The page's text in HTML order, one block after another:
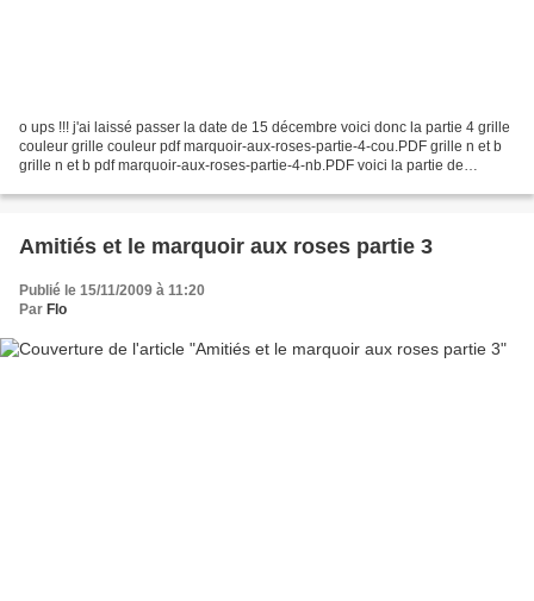
o ups !!! j'ai laissé passer la date de 15 décembre voici donc la partie 4 grille
couleur grille couleur pdf marquoir-aux-roses-partie-4-cou.PDF grille n et b
grille n et b pdf marquoir-aux-roses-partie-4-nb.PDF voici la partie de
Amitiés et le marquoir aux roses partie 3
Publié le 15/11/2009 à 11:20
Par Flo